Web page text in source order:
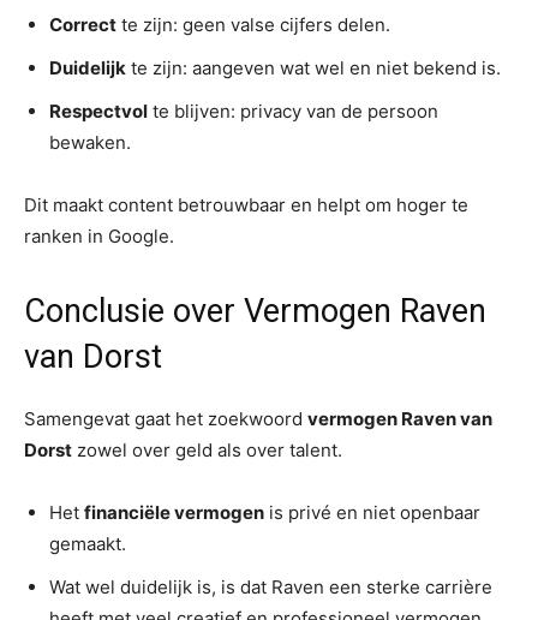
Correct te zijn: geen valse cijfers delen.
Duidelijk te zijn: aangeven wat wel en niet bekend is.
Respectvol te blijven: privacy van de persoon
bewaken.
Dit maakt content betrouwbaar en helpt om hoger te
ranken in Google.
Conclusie over Vermogen Raven
van Dorst
Samengevat gaat het zoekwoord vermogen Raven van
Dorst zowel over geld als over talent.
Het financiële vermogen is privé en niet openbaar
gemaakt.
Wat wel duidelijk is, is dat Raven een sterke carrière